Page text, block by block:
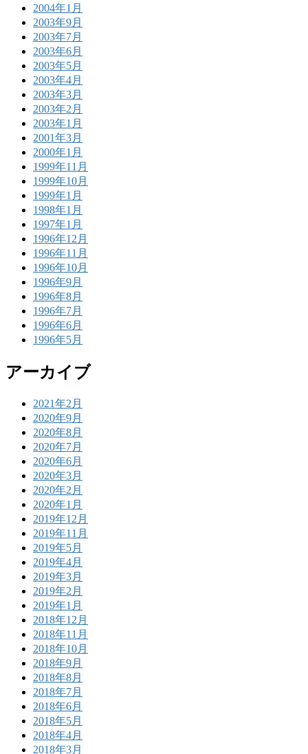
2004年1月
2003年9月
2003年7月
2003年6月
2003年5月
2003年4月
2003年3月
2003年2月
2003年1月
2001年3月
2000年1月
1999年11月
1999年10月
1999年1月
1998年1月
1997年1月
1996年12月
1996年11月
1996年10月
1996年9月
1996年8月
1996年7月
1996年6月
1996年5月
アーカイブ
2021年2月
2020年9月
2020年8月
2020年7月
2020年6月
2020年3月
2020年2月
2020年1月
2019年12月
2019年11月
2019年5月
2019年4月
2019年3月
2019年2月
2019年1月
2018年12月
2018年11月
2018年10月
2018年9月
2018年8月
2018年7月
2018年6月
2018年5月
2018年4月
2018年3月